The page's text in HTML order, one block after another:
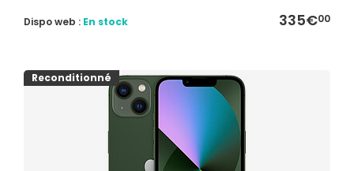
335€00
Dispo web : En stock
Reconditionné